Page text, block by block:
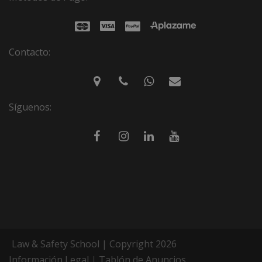
Contacto:
Síguenos:
Law & Safety School | Copyright 2026